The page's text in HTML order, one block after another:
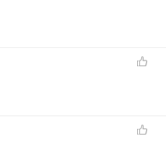
5 英尺 8英寸（约